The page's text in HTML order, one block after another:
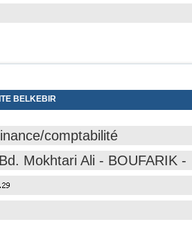
BELKEBIR
comptabilité
Mokhtari Ali - BOUFARIK -